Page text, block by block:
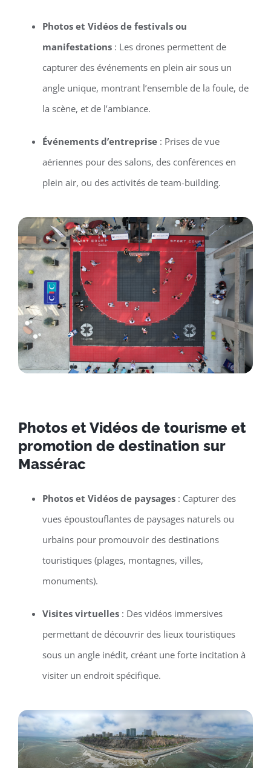
Photos et Vidéos de festivals ou
manifestations: Les drones permettent de
capturer des événements en plein air sous un
angle unique, montrant l’ensemble de la foule, de
la scène, et de l’ambiance.
Événements d’entreprise: Prises de vue
aériennes pour des salons, des conférences en
plein air, ou des activités de team-building.
Photos et Vidéos de tourisme et
promotion de destination sur
Massérac
Photos et Vidéos de paysages: Capturer des
vues époustouflantes de paysages naturels ou
urbains pour promouvoir des destinations
touristiques (plages, montagnes, villes,
monuments).
Visites virtuelles: Des vidéos immersives
permettant de découvrir des lieux touristiques
sous un angle inédit, créant une forte incitation à
visiter un endroit spécifique.